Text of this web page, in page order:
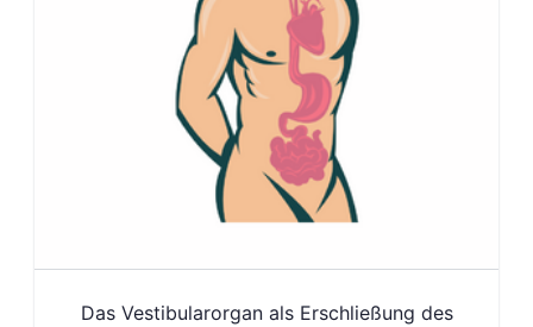
Das Vestibularorgan als Erschließung des